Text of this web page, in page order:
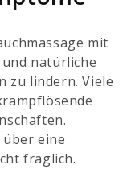
mit
natürliche
zu lindern. Viele
eine
fraglich.